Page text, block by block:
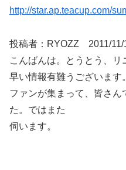
http://star.ap.teacup.com/
投稿者：RYOZZ 2011/11/
こんばんは。とうとう、
早い情報有難うございます
ファンが集まって、皆さん
た。ではまた
伺います。